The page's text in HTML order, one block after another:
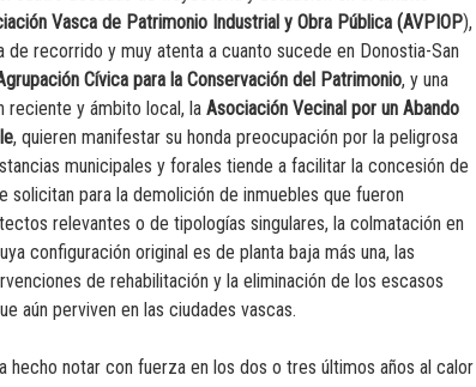
Vasca de Patrimonio Industrial y Obra Pública (AVPIOP),
de recorrido y muy atenta a cuanto sucede en Donostia-San
Cívica para la Conservación del Patrimonio, y una
reciente y ámbito local, la Asociación Vecinal por un Abando
, quieren manifestar su honda preocupación por la peligrosa
municipales y forales tiende a facilitar la concesión de
solicitan para la demolición de inmuebles que fueron
relevantes o de tipologías singulares, la colmatación en
configuración original es de planta baja más una, las
de rehabilitación y la eliminación de los escasos
aún perviven en las ciudades vascas.
hecho notar con fuerza en los dos o tres últimos años al calor